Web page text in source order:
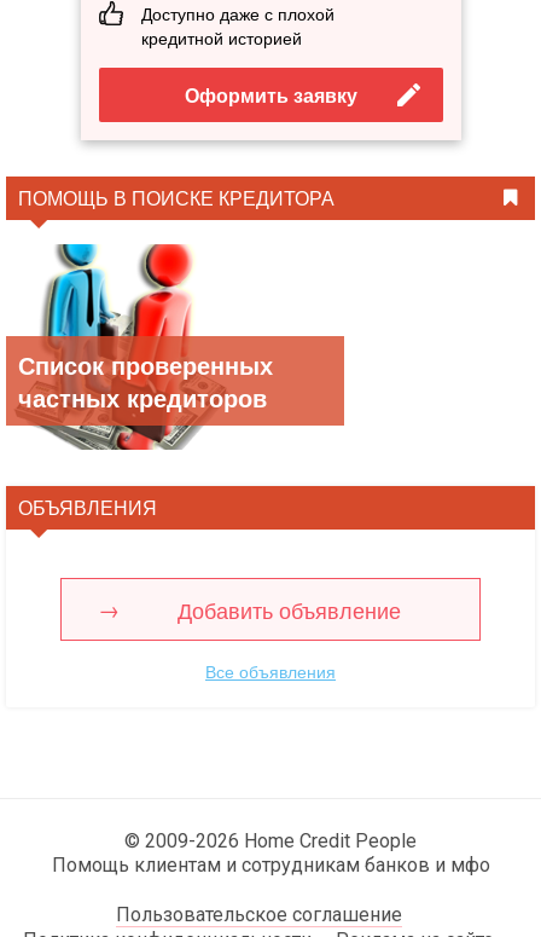
Доступно даже с плохой
кредитной историей
Оформить заявку
ПОМОЩЬ В ПОИСКЕ КРЕДИТОРА
Список проверенных
частных кредиторов
ОБЪЯВЛЕНИЯ
Добавить объявление
Все объявления
© 2009-2026 Home Credit People
Помощь клиентам и сотрудникам банков и мфо
Пользовательское соглашение